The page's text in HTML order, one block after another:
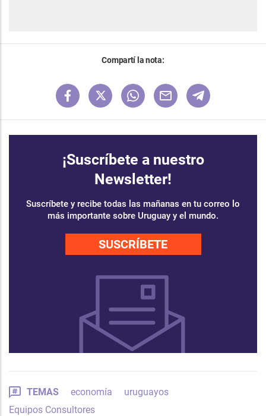
Compartí la nota:
¡Suscríbete a nuestro
Newsletter!
Suscríbete y recibe todas las mañanas en tu correo lo
más importante sobre Uruguay y el mundo.
SUSCRÍBETE
TEMAS economía
uruguayos
Equipos Consultores